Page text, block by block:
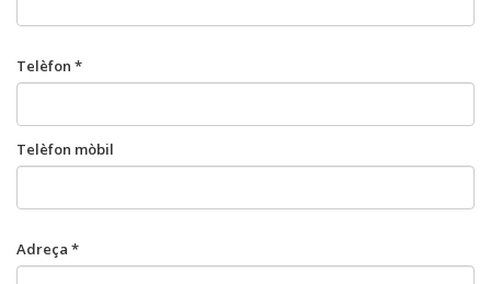
Telèfon *
Telèfon mòbil
Adreça *